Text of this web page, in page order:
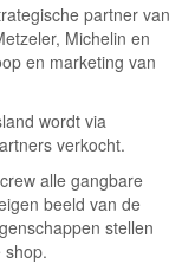
partner van
Michelin en
en marketing van
wordt via
verkocht.
alle gangbare
beeld van de
stellen
shop.